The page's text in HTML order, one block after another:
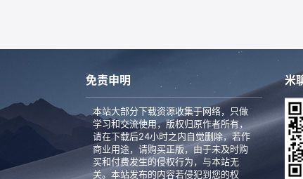
免责申明
本站大部分下载资源收集于网络，只做
学习和交流使用，版权归原作者所有，
请在下载后24小时之内自觉删除，若作
商业用途，请购买正版，由于未及时购
买和付费发生的侵权行为，与本站无
关。本站发布的内容若侵犯到您的权
米